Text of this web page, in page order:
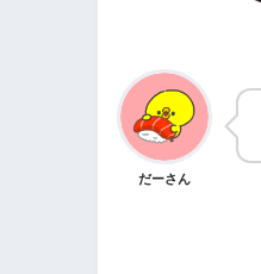
だーさん